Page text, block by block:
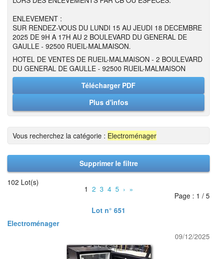
ENLEVEMENT :
SUR RENDEZ-VOUS DU LUNDI 15 AU JEUDI 18 DECEMBRE
2025 DE 9H A 17H AU 2 BOULEVARD DU GENERAL DE
GAULLE - 92500 RUEIL-MALMAISON.
HOTEL DE VENTES DE RUEIL-MALMAISON - 2 BOULEVARD
DU GENERAL DE GAULLE - 92500 RUEIL-MALMAISON
Télécharger PDF
Plus d'infos
Vous recherchez la catégorie : Electroménager
Supprimer le filtre
102 Lot(s)
1 2 3 4 5 › »
Page : 1 / 5
Lot n° 651
Electroménager
09/12/2025